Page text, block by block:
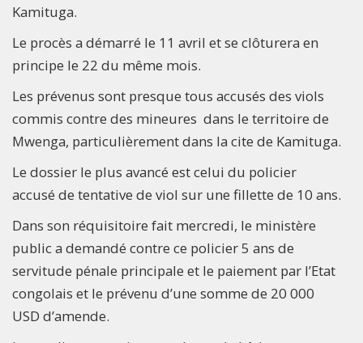
Kamituga.
Le procès a démarré le 11 avril et se clôturera en
principe le 22 du même mois.
Les prévenus sont presque tous accusés des viols
commis contre des mineures dans le territoire de
Mwenga, particulièrement dans la cite de Kamituga.
Le dossier le plus avancé est celui du policier
accusé de tentative de viol sur une fillette de 10 ans.
Dans son réquisitoire fait mercredi, le ministère
public a demandé contre ce policier 5 ans de
servitude pénale principale et le paiement par l’Etat
congolais et le prévenu d’une somme de 20 000
USD d’amende.